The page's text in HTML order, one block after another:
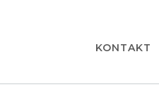
KONTAKT